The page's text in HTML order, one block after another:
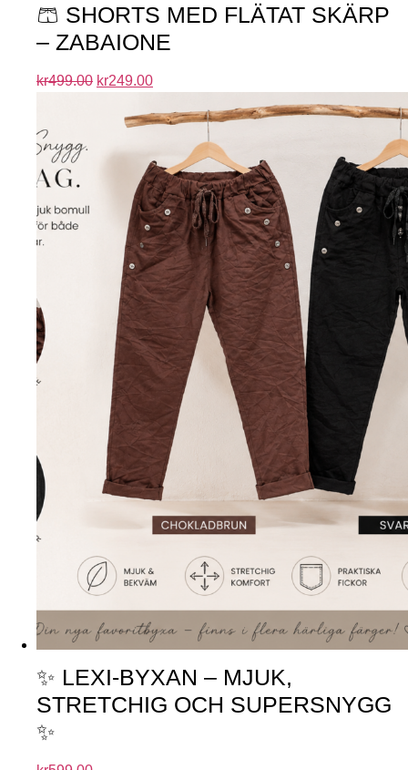
🩳 SHORTS MED FLÄTAT SKÄRP
– ZABAIONE
kr499.00 kr249.00
✨ LEXI-BYXAN – MJUK,
STRETCHIG OCH SUPERSNYGG
✨